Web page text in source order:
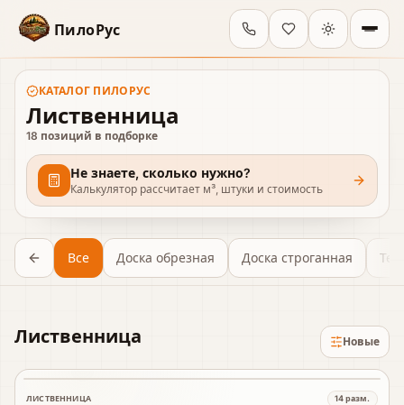
ПилоРус
КАТАЛОГ ПИЛОРУС
Лиственница
18 позиций в подборке
Не знаете, сколько нужно?
Калькулятор рассчитает м³, штуки и стоимость
Все Доска обрезная Доска строганная
Лиственница Новые
В наличии
ЛИСТВЕННИЦА 14разм.